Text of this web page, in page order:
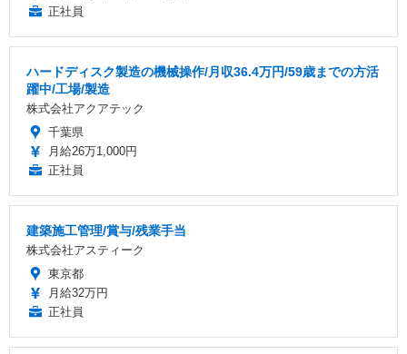
正社員
ハードディスク製造の機械操作/月収36.4万円/59歳までの方活
躍中/工場/製造
株式会社アクアテック
千葉県
月給26万1,000円
正社員
建築施工管理/賞与/残業手当
株式会社アスティーク
東京都
月給32万円
正社員